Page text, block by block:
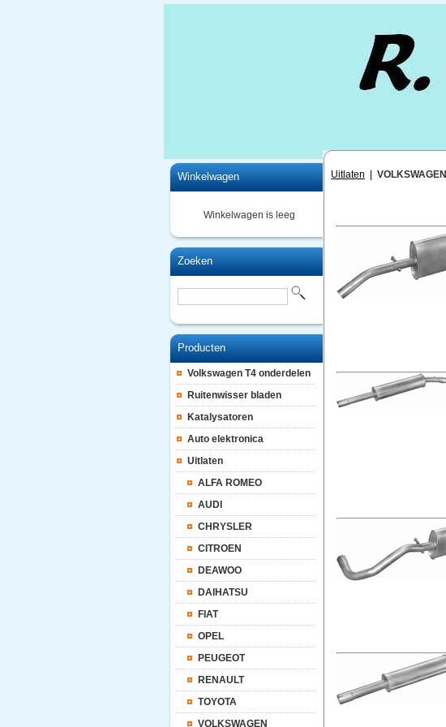
Winkelwagen
Winkelwagen is leeg
Zoeken
Producten
Volkswagen T4 onderdelen
Ruitenwisser bladen
Katalysatoren
Auto elektronica
Uitlaten
ALFA ROMEO
AUDI
CHRYSLER
CITROEN
DEAWOO
DAIHATSU
FIAT
OPEL
PEUGEOT
RENAULT
TOYOTA
VOLKSWAGEN
Uitlaten VOLKSWAGEN